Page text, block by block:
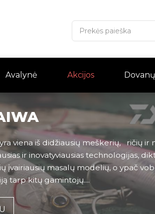
Avalynė Akcijos
viena iš didžiausių meškerių, ričių ir
ir inovatyviausias technologijas,
įvairiausių masalų modelių, o ypač
tarp kitų gamintojų....